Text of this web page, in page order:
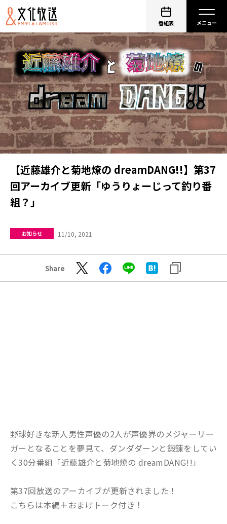
番組表
【近藤雄介と菊地燎の dreamDANG!!】第37
回アーカイブ更新「ゆうりょーじって釣り番
組？」
お知らせ 11/10, 2021
Share
野球好きな新人男性声優の2人が声優界のメジャーリー
ガーとなることを夢見て、ダンダダーンと鍛錬をしてい
く30分番組「近藤雄介と菊地燎の dreamDANG!!」
第37回放送のアーカイブが更新されました！
こちらは本編＋おまけトーク付き！